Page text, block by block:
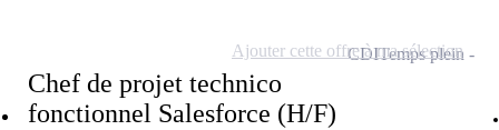
Chef de projet technico
fonctionnel Salesforce (H/F)
CDITemps plein
Ajouter cette offre à ma sélection